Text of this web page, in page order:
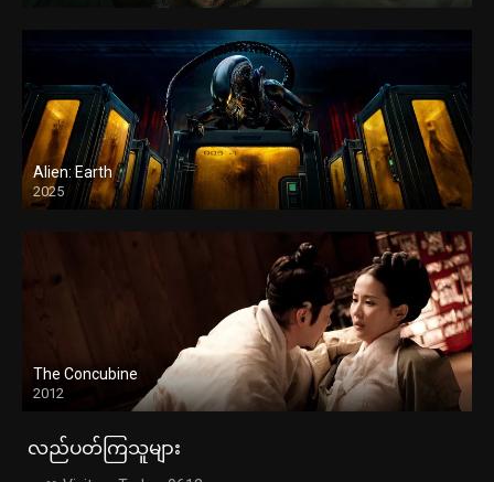
Alien: Earth
2025
The Concubine
2012
လည်ပတ်ကြသူများ